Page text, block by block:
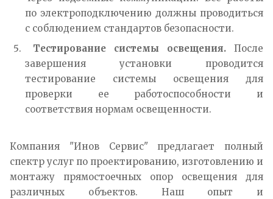
по электроподключению должны проводиться
с соблюдением стандартов безопасности.
Тестирование системы освещения. После
завершения установки проводится
тестирование системы освещения для
проверки ее работоспособности и
соответствия нормам освещенности.
Компания "Инов Сервис" предлагает полный
спектр услуг по проектированию, изготовлению и
монтажу прямостоечных опор освещения для
различных объектов. Наш опыт и